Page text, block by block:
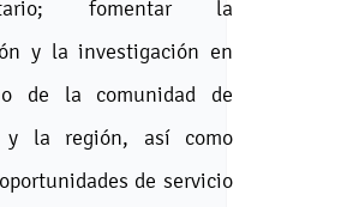
fomentar la
y la investigación en
de la comunidad de
y la región, así como
de servicio